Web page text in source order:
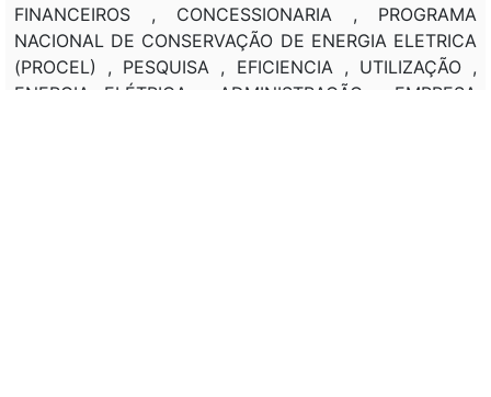
FINANCEIROS , CONCESSIONARIA , PROGRAMA
NACIONAL DE CONSERVAÇÃO DE ENERGIA ELETRICA
(PROCEL) , PESQUISA , EFICIENCIA , UTILIZAÇÃO ,
ENERGIA ELÉTRICA , ADMINISTRAÇÃO , EMPRESA